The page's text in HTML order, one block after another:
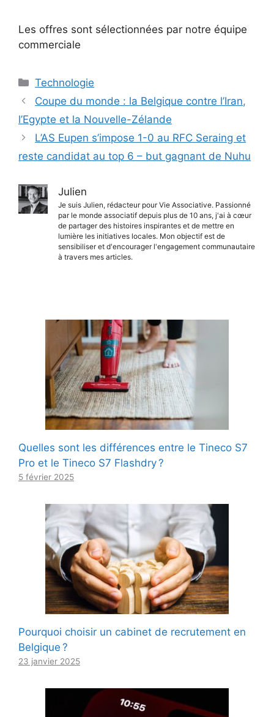
Les offres sont sélectionnées par notre équipe
commerciale
Catégories
Technologie
Coupe du monde : la Belgique contre l’Iran,
l’Egypte et la Nouvelle-Zélande
L’AS Eupen s’impose 1-0 au RFC Seraing et
reste candidat au top 6 – but gagnant de Nuhu
Julien
Je suis Julien, rédacteur pour Vie Associative. Passionné
par le monde associatif depuis plus de 10 ans, j'ai à cœur
de partager des histoires inspirantes et de mettre en
lumière les initiatives locales. Mon objectif est de
sensibiliser et d'encourager l'engagement communautaire
à travers mes articles.
Quelles sont les différences entre le Tineco S7
Pro et le Tineco S7 Flashdry ?
5 février 2025
Pourquoi choisir un cabinet de recrutement en
Belgique ?
23 janvier 2025